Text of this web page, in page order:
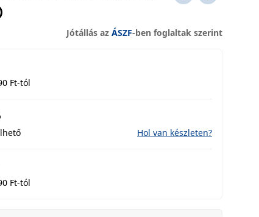
Jótállás az ÁSZF-ben foglaltak szerint
Ft-tól
Hol van készleten?
Ft-tól